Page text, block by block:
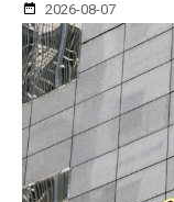
2026-08-07